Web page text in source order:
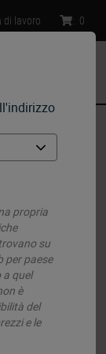
propria
su
per paese
a quel
è
del
e le
di lavoro : 0
•